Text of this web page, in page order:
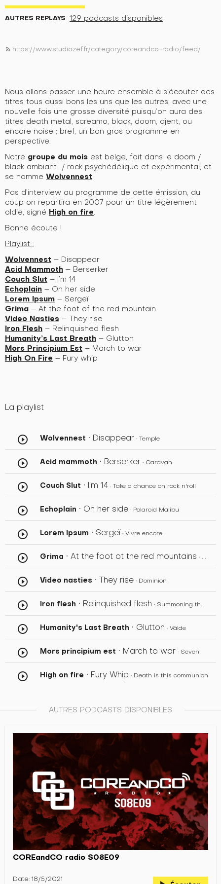
AUTRES REPLAYS 129 podcasts disponibles
rss_feed https://www.studiozef.fr/category/coreandco-radio/feed/
Nous allons passer une heure ensemble à s’écouter des
titres tous aussi bons les uns que les autres, avec une
nouvelle fois une grosse diversité puisqu’on aura des
titres death metal, screamo, black, doom, djent, ou
encore noise ; bref, un bon gros programme en
perspective.
Notre groupe du mois est belge, fait dans le doom /
black ambiant / rock psychédélique et expérimental, et
se nomme Wolvennest
Pas d’interview au programme de cette émission, du
coup on repartira en 2007 pour un titre légèrement
oldie, signé High on fire
Bonne écoute !
Playlist :
Wolvennest – Disappear
Acid Mammoth – Berserker
Couch Slut – I’m 14
Echoplain – On her side
Lorem Ipsum – Sergeï
Grima – At the foot of the red mountain
Video Nasties – They rise
Iron Flesh – Relinquished flesh
Humanity’s Last Breath – Glutton
Mors Principium Est – March to war
High On Fire – Fury whip
La playlist
play_circle_outline Wolvennest • Disappear • Temple
play_circle_outline Acid mammoth • Berserker • Caravan
play_circle_outline Couch Slut • I'm 14 • Take a chance on rock n'roll
play_circle_outline Echoplain • On her side • Polaroid Malibu
play_circle_outline Lorem Ipsum • Sergeï • Vivre encore
play_circle_outline Grima • At the foot ot the red mountains • Rotten garden
play_circle_outline Video nasties • They rise • Dominion
play_circle_outline Iron flesh • Relinquished flesh • Summoning the putrid
play_circle_outline Humanity's Last Breath • Glutton • Välde
play_circle_outline Mors principium est • March to war • Seven
play_circle_outline High on fire • Fury Whip • Death is this communion
AUTRES PODCASTS DISPONIBLES
COREandCO radio S08E09
Date: 18/5/2021